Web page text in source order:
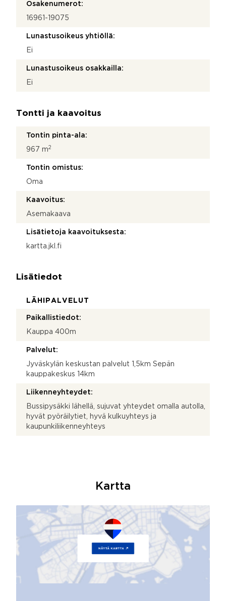
Osakenumerot:
16961-19075
Lunastusoikeus yhtiöllä:
Ei
Lunastusoikeus osakkailla:
Ei
Tontti ja kaavoitus
Tontin pinta-ala:
967 m2
Tontin omistus:
Oma
Kaavoitus:
Asemakaava
Lisätietoja kaavoituksesta:
kartta.jkl.fi
Lisätiedot
LÄHIPALVELUT
Paikallistiedot:
Kauppa 400m
Palvelut:
Jyväskylän keskustan palvelut 1,5km Sepän
kauppakeskus 14km
Liikenneyhteydet:
Bussipysäkki lähellä, sujuvat yhteydet omalla autolla,
hyvät pyöräilytiet, hyvä kulkuyhteys ja
kaupunkiliikenneyhteys
Kartta